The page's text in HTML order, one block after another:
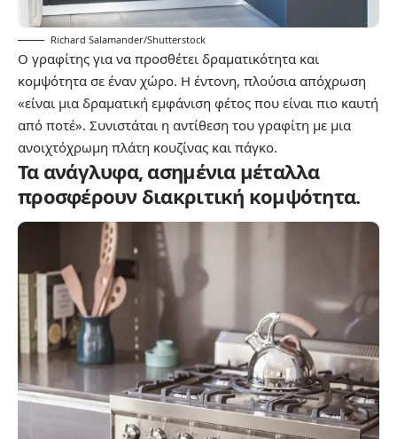
Richard Salamander/Shutterstock
Ο γραφίτης για να προσθέτει δραματικότητα και
κομψότητα σε έναν χώρο. Η έντονη, πλούσια απόχρωση
«είναι μια δραματική εμφάνιση φέτος που είναι πιο καυτή
από ποτέ». Συνιστάται η αντίθεση του γραφίτη με μια
ανοιχτόχρωμη πλάτη κουζίνας και πάγκο.
Τα ανάγλυφα, ασημένια μέταλλα
προσφέρουν διακριτική κομψότητα.